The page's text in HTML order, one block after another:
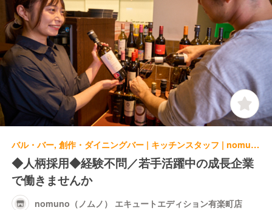
バル・バー, 創作・ダイニングバー | キッチンスタッフ | nomuno（ノムノ） エキュートエディション有楽町店
◆人柄採用◆経験不問／若手活躍中の成長企業
で働きませんか
nomuno（ノムノ） エキュートエディション有楽町店